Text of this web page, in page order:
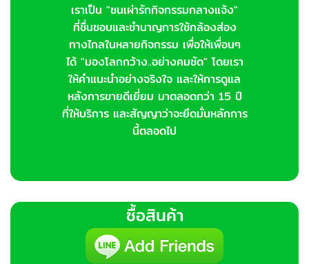
เราเป็น "ชนเผ่ารักกิจกรรมกลางแจ้ง"
ที่ชื่นชอบและชำนาญการใช้กล้องส่อง
ทางไกลในหลายกิจกรรม เพื่อให้เพื่อนๆ
ได้ "มองโลกกว้าง..อย่างคมชัด" โดยเรา
ให้คำแนะนำอย่างจริงใจ และให้การดูแล
หลังการขายดีเยี่ยม มาตลอดกว่า 15 ปี
ที่ให้บริการ และสัญญาว่าจะยึดมั่นหลักการ
นี้ตลอดไป
ซื้อสินค้า